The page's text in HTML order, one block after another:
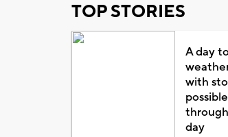
TOP STORIES
A day
with
possible
day